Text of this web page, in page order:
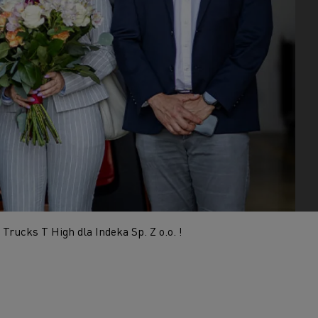
D Wide
W 100% elektryczny pojazd komunalny
Poznaj elektryczne pojazdy dostawcze
Czy elektromobilność jest droga?
Jakie są zalety elektrycznych ciężarówek?
7 kluczowych aspektów przy przejściu na
elektromobilność
Niezawodność elektrycznych pojazdów
Jaki jest wpływ akumulatorów na środowisko?
Jazda elektrycznymi ciężarówkami
T High dla Indeka Sp. Z o.o. !